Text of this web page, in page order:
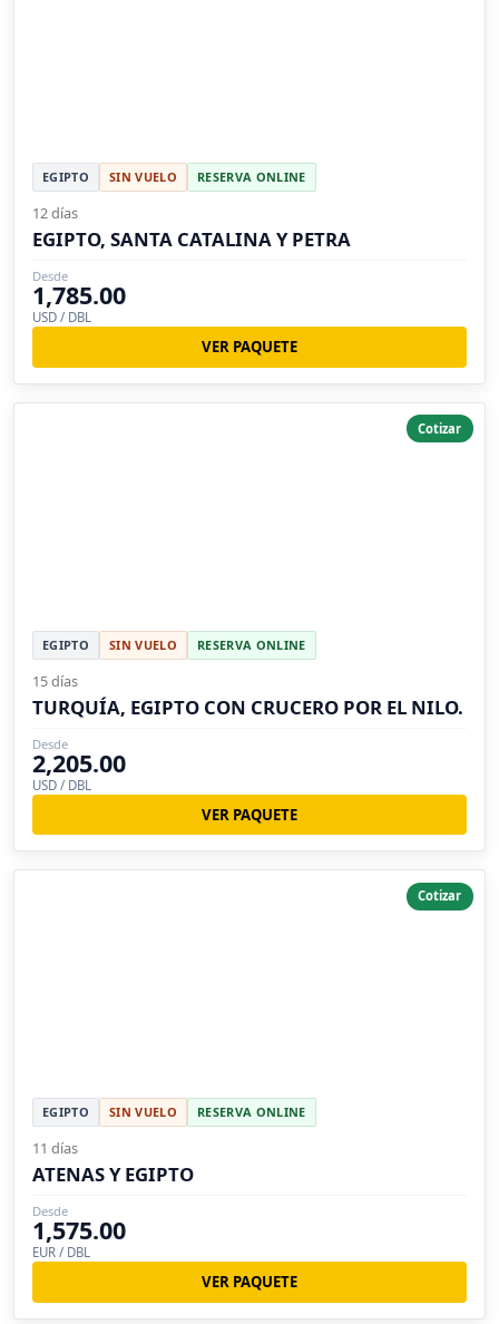
EGIPTO SIN VUELO RESERVA ONLINE
12 días
EGIPTO, SANTA CATALINA Y PETRA
Desde
1,785.00
USD / DBL
VER PAQUETE
Cotizar
EGIPTO SIN VUELO RESERVA ONLINE
15 días
TURQUÍA, EGIPTO CON CRUCERO POR EL NILO.
Desde
2,205.00
USD / DBL
VER PAQUETE
Cotizar
EGIPTO SIN VUELO RESERVA ONLINE
11 días
ATENAS Y EGIPTO
Desde
1,575.00
EUR / DBL
VER PAQUETE